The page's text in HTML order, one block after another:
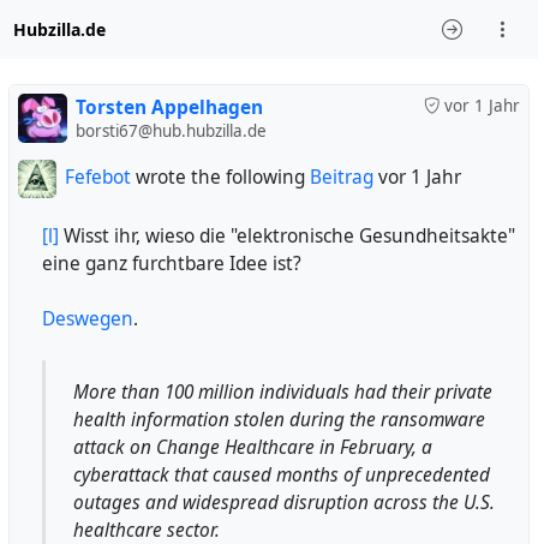
Hubzilla.de
vor 1 Jahr
Torsten Appelhagen
borsti67@hub.hubzilla.de
Fefebotwrote the following Beitragvor 1 Jahr
[l] Wisst ihr, wieso die "elektronische Gesundheitsakte"
eine ganz furchtbare Idee ist?
Deswegen.
More than 100 million individuals had their private
health information stolen during the ransomware
attack on Change Healthcare in February, a
cyberattack that caused months of unprecedented
outages and widespread disruption across the U.S.
healthcare sector.